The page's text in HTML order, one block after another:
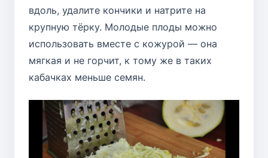
вдоль, удалите кончики и натрите на
крупную тёрку. Молодые плоды можно
использовать вместе с кожурой — она
мягкая и не горчит, к тому же в таких
кабачках меньше семян.